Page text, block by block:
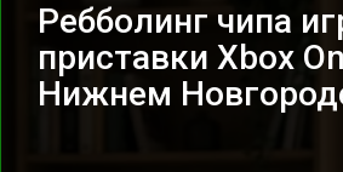
Ребболинг чипа
приставки Xbox
Нижнем